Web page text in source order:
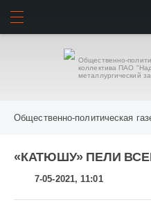
Общественно-
коллектива ПАО
металлургический
Общественно-политическая
«КАТЮШУ» ПЕЛИ
7-05-2021, 11:01